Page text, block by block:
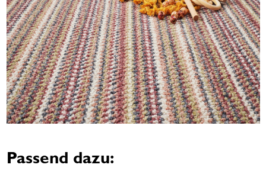
Passend dazu: